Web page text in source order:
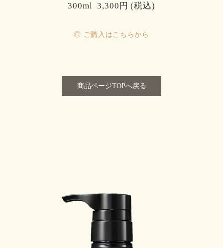
300ml 3,300円 (税込)
◎ ご購入はこちらから
商品ページTOPへ戻る